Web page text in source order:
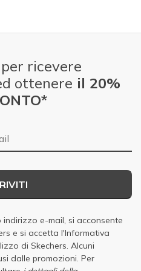
ricevere
ottenere il 20%
e-mail, si acconsente
e si accetta l'Informativa
di Skechers. Alcuni
dalle promozioni. Per